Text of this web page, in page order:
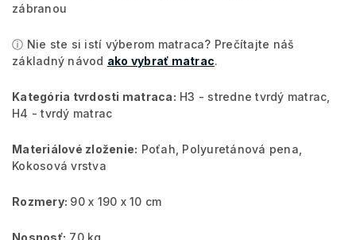
zábranou
ⓘ Nie ste si istí výberom matraca? Prečítajte náš
základný návod ako vybrať matrac.
Kategória tvrdosti matraca: H3 - stredne tvrdý matrac,
H4 - tvrdý matrac
Materiálové zloženie: Poťah, Polyuretánová pena,
Kokosová vrstva
Rozmery: 90 x 190 x 10 cm
Nosnosť: 70 kg